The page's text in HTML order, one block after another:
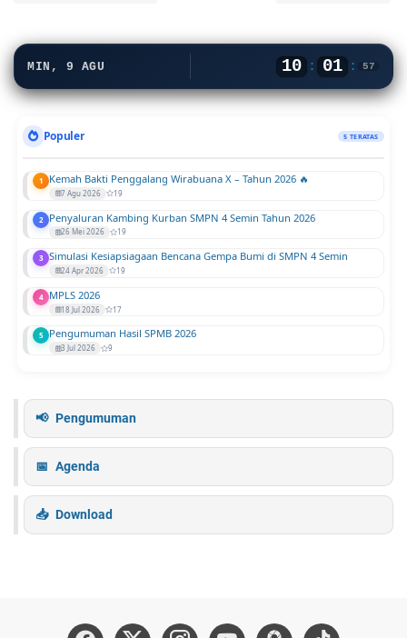
MIN, 9 AGU 10 : 01 : 59
Populer 5 TERATAS
1 Kemah Bakti Penggalang Wirabuana X – Tahun 2026 🔥
7 Agu 2026 19
2 Penyaluran Kambing Kurban SMPN 4 Semin Tahun 2026
26 Mei 2026 19
3 Simulasi Kesiapsiagaan Bencana Gempa Bumi di SMPN 4 Semin
24 Apr 2026 19
4 MPLS 2026
18 Jul 2026 17
5 Pengumuman Hasil SPMB 2026
3 Jul 2026 9
Pengumuman
Agenda
Download